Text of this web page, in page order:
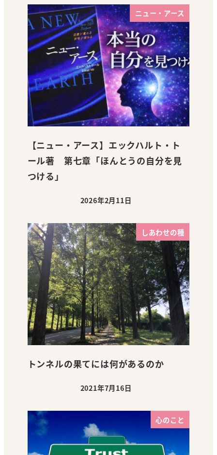
ニュー・アース
【ニュー・アース】エックハルト・ト
ール著 第七章「ほんとうの自分を見
つける」
投稿日
2026年2月11日
しあわせの種
トンネルの果てには何があるのか
投稿日
2021年7月16日
心のこと